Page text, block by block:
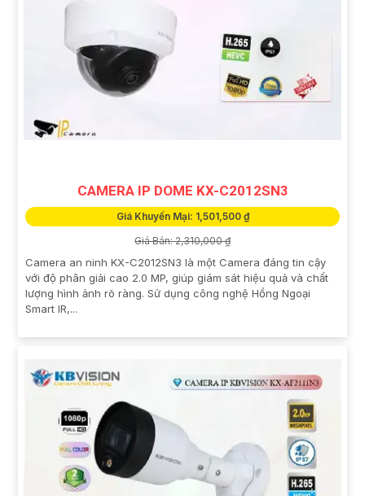
CAMERA IP DOME KX-C2012SN3
Giá Khuyến Mại: 1,501,500 ₫
Giá Bán: 2,310,000 ₫
Camera an ninh KX-C2012SN3 là một Camera đáng tin cậy
với độ phân giải cao 2.0 MP, giúp giám sát hiệu quả và chất
lượng hình ảnh rõ ràng. Sử dụng công nghệ Hồng Ngoại
Smart IR,...